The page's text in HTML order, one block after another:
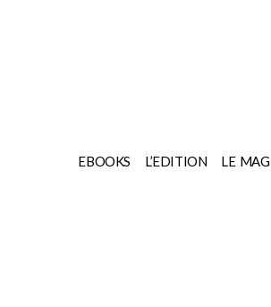
EBOOKS L’EDITION LE MAG